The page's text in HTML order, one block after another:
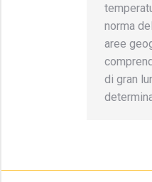
norma
aree
di gran